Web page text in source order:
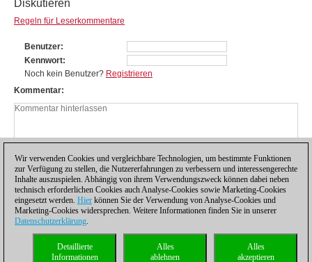
Diskutieren
Regeln für Leserkommentare
Benutzer
Kennwort
Noch kein Benutzer? Registrieren
Kommentar
Datenschutzhinweis| Kontakt| |Lizenzen
Compliance Hotline|
Wir verwenden Cookies und vergleichbare Technologien, um bestimmte Funktionen
zur Verfügung zu stellen, die Nutzererfahrungen zu verbessern und interessengerechte
Inhalte auszuspielen. Abhängig von ihrem Verwendungszweck können dabei neben
technisch erforderlichen Cookies auch Analyse-Cookies sowie Marketing-Cookies
eingesetzt werden. Hier können Sie der Verwendung von Analyse-Cookies und
Marketing-Cookies widersprechen. Weitere Informationen finden Sie in unserer
Datenschutzerklärung.
Alles
akzeptieren
Alles
ablehnen
Detaillierte
Informationen